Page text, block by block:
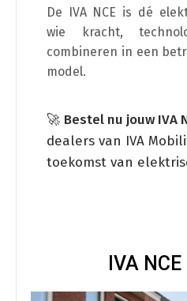
De IVA NCE is dé
wie kracht,
combineren in een
model.
🚀 Bestel nu jouw IVA
dealers van IVA
toekomst van
IVA